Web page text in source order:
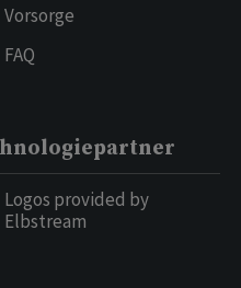
Vorsorge
FAQ
Logos provided by
Elbstream